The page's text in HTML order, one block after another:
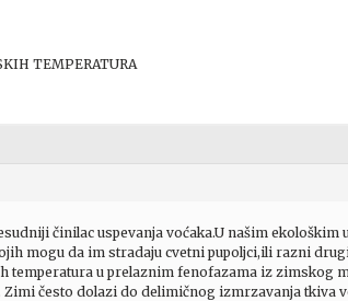
TEMPERATURA
činilac uspevanja voćaka.U našim
mogu da im stradaju cvetni pupoljci,ili razni
temperatura u prelaznim fenofazama iz zimskog
često dolazi do delimičnog izmrzavanja tkiva